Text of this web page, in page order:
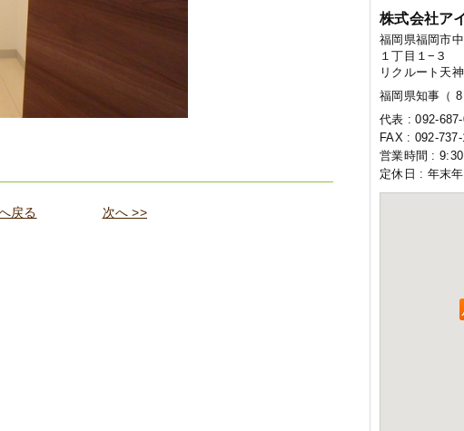
戻る 次へ >>
株式会社ア
福岡県福岡市
１丁目１−３
リクルート天
福岡県知事（
代表 : 092-
FAX : 092-
営業時間 :
定休日 : 年末